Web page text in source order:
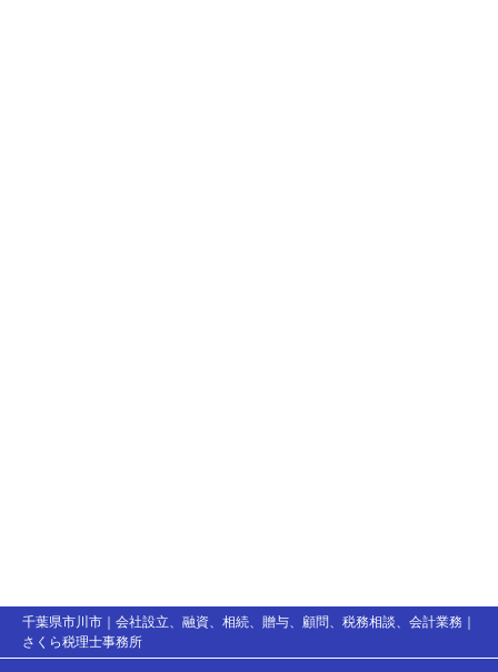
千葉県市川市｜会社設立、融資、相続、贈与、顧問、税務相談、会計業務｜
さくら税理士事務所